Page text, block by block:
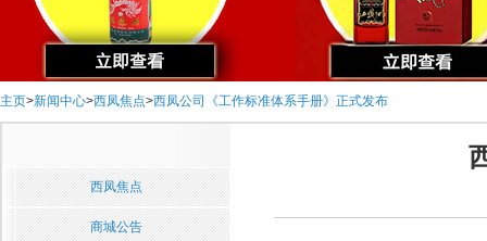
主页>新闻中心>西凤焦点>西凤公司《工作标准体系手册》正式发布
西凤焦点
商城公告